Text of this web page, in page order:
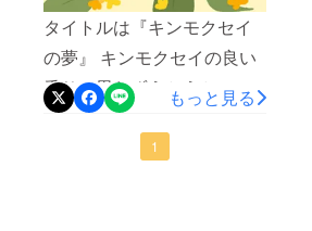
タイトルは『キンモクセイ
の夢』 キンモクセイの良い
香りに思わずうとうと･･
もっと見る
1